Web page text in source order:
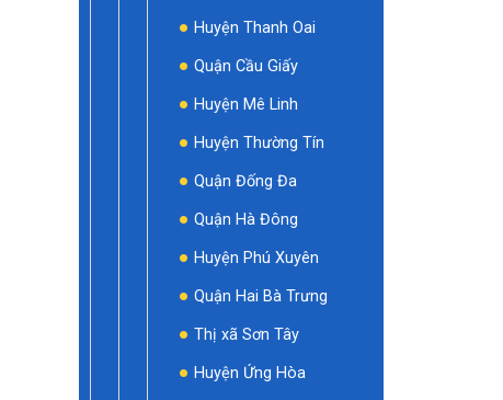
Huyện Thanh Oai
Quận Cầu Giấy
Huyện Mê Linh
Huyện Thường Tín
Quận Đống Đa
Quận Hà Đông
Huyện Phú Xuyên
Quận Hai Bà Trưng
Thị xã Sơn Tây
Huyện Ứng Hòa